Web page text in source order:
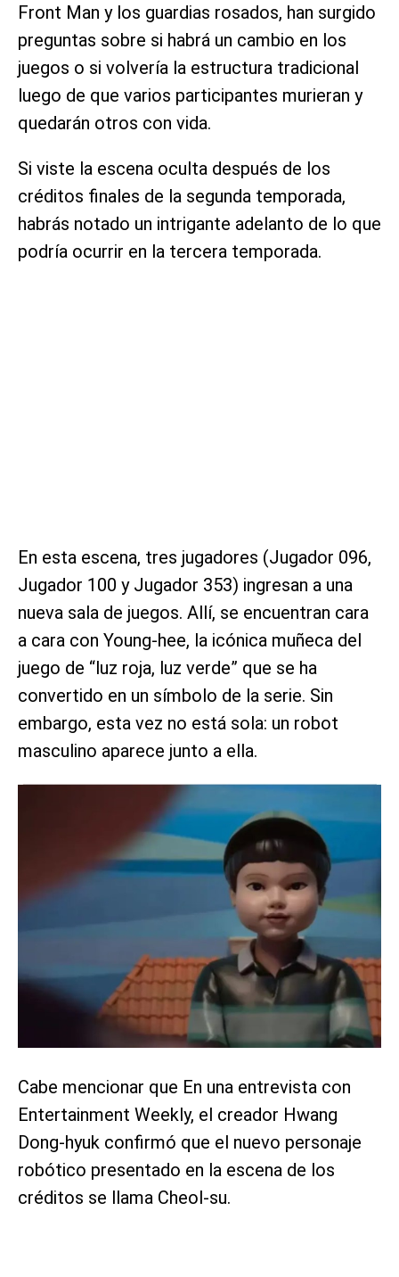
Front Man y los guardias rosados, han surgido
preguntas sobre si habrá un cambio en los
juegos o si volvería la estructura tradicional
luego de que varios participantes murieran y
quedarán otros con vida.
Si viste la escena oculta después de los
créditos finales de la segunda temporada,
habrás notado un intrigante adelanto de lo que
podría ocurrir en la tercera temporada.
En esta escena, tres jugadores (Jugador 096,
Jugador 100 y Jugador 353) ingresan a una
nueva sala de juegos. Allí, se encuentran cara
a cara con Young-hee, la icónica muñeca del
juego de “luz roja, luz verde” que se ha
convertido en un símbolo de la serie. Sin
embargo, esta vez no está sola: un robot
masculino aparece junto a ella.
Cabe mencionar que En una entrevista con
Entertainment Weekly, el creador Hwang
Dong-hyuk confirmó que el nuevo personaje
robótico presentado en la escena de los
créditos se llama Cheol-su.